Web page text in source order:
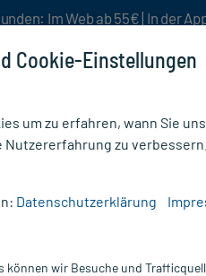
Im Web ab 55€ | In der
Cookie-Einstellungen
um zu erfahren, wann Sie
Nutzererfahrung zu
Datenschutzerklärung
können wir Besuche und